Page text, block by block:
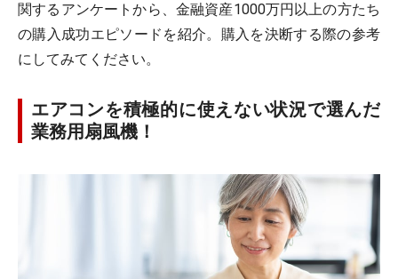
関するアンケートから、金融資産1000万円以上の方たち
の購入成功エピソードを紹介。購入を決断する際の参考
にしてみてください。
エアコンを積極的に使えない状況で選んだ
業務用扇風機！